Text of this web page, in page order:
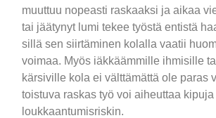
muuttuu nopeasti raskaaksi ja aikaa
tai jäätynyt lumi tekee työstä entistä
sillä sen siirtäminen kolalla vaatii
voimaa. Myös iäkkäämmille ihmisille
kärsiville kola ei välttämättä ole paras
toistuva raskas työ voi aiheuttaa kipuja
loukkaantumisriskin.